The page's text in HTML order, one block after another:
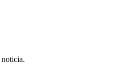
noticia.